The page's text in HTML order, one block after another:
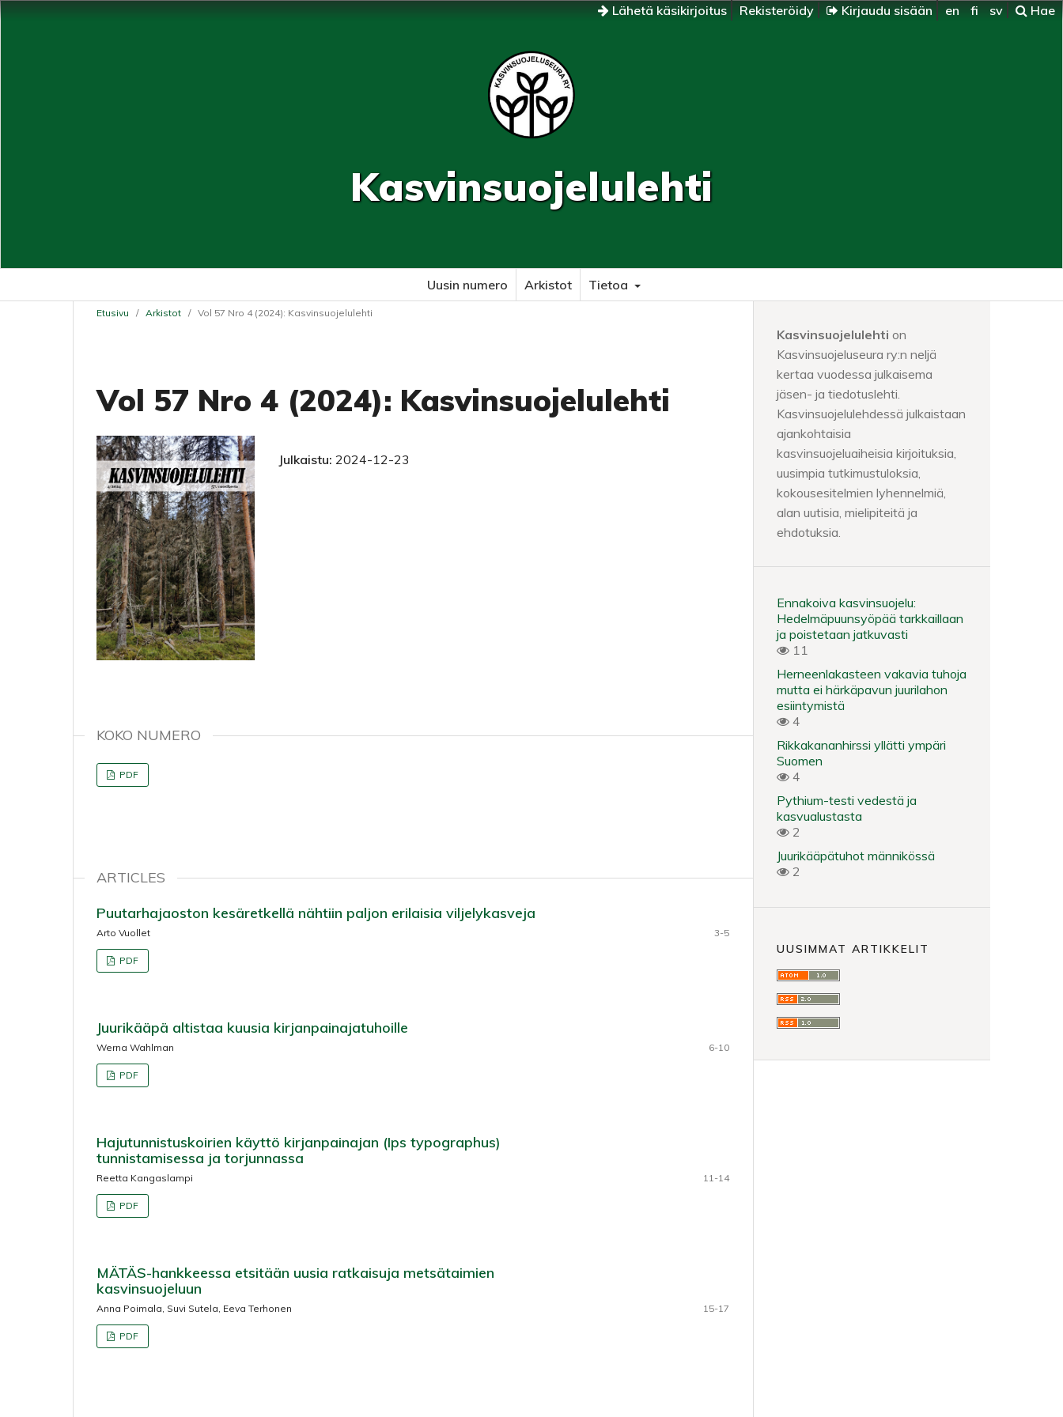
Lähetä käsikirjoitus Rekisteröidy Kirjaudu sisään en fi sv Hae
Kasvinsuojelulehti
Uusin numero Arkistot Tietoa
Etusivu / Arkistot / Vol 57 Nro 4 (2024): Kasvinsuojelulehti
Vol 57 Nro 4 (2024): Kasvinsuojelulehti
Julkaistu: 2024-12-23
KOKO NUMERO
PDF
ARTICLES
Puutarhajaoston kesäretkellä nähtiin paljon erilaisia viljelykasveja
Arto Vuollet 3-5
PDF
Juurikääpä altistaa kuusia kirjanpainajatuhoille
Werna Wahlman 6-10
PDF
Hajutunnistuskoirien käyttö kirjanpainajan (Ips typographus)
tunnistamisessa ja torjunnassa
Reetta Kangaslampi 11-14
PDF
MÄTÄS-hankkeessa etsitään uusia ratkaisuja metsätaimien
kasvinsuojeluun
Anna Poimala, Suvi Sutela, Eeva Terhonen 15-17
PDF
Kasvinsuojelulehti on
Kasvinsuojeluseura ry:n neljä
kertaa vuodessa julkaisema
jäsen- ja tiedotuslehti.
Kasvinsuojelulehdessä julkaistaan
ajankohtaisia
kasvinsuojeluaiheisia kirjoituksia,
uusimpia tutkimustuloksia,
kokousesitelmien lyhennelmiä,
alan uutisia, mielipiteitä ja
ehdotuksia.
Ennakoiva kasvinsuojelu:
Hedelmäpuunsyöpää tarkkaillaan
ja poistetaan jatkuvasti
11
Herneenlakasteen vakavia tuhoja
mutta ei härkäpavun juurilahon
esiintymistä
4
Rikkakananhirssi yllätti ympäri
Suomen
4
Pythium-testi vedestä ja
kasvualustasta
2
Juurikääpätuhot männikössä
2
UUSIMMAT ARTIKKELIT